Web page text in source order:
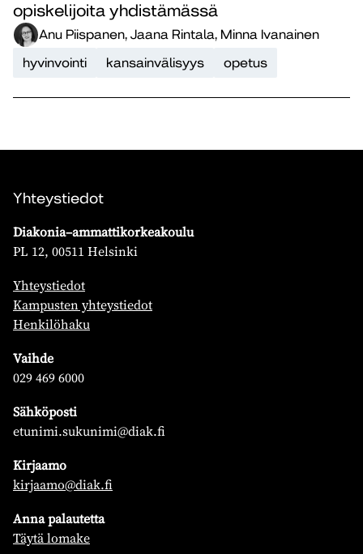
opiskelijoita yhdistämässä
Anu Piispanen, Jaana Rintala, Minna Ivanainen
hyvinvointi
kansainvälisyys opetus
Yhteystiedot
Diakonia–ammattikorkeakoulu
PL 12, 00511 Helsinki
Yhteystiedot
Kampusten yhteystiedot
Henkilöhaku
Vaihde
029 469 6000
Sähköposti
etunimi.sukunimi@diak.fi
Kirjaamo
kirjaamo@diak.fi
Anna palautetta
Täytä lomake